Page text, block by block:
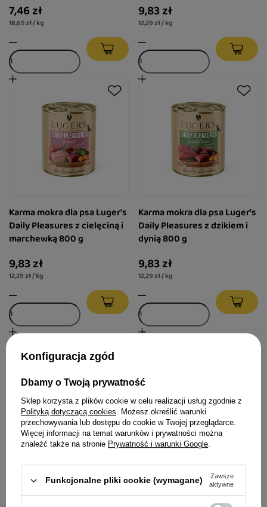
7,46 zł
18,65 zł / kg
9,83 zł
12,29 zł / kg
Karma mokra dla psa Luger's
Daily Pleasures z cielęciną i
marchewką 800 g
9,83 zł
12,29 zł / kg
Karma mokra dla psa Luger's
Daily Pleasures z dzikiem i
dynią 800 g
9,83 zł
12,29 zł / kg
Karma mokra dla psa Luger's
Daily Pleasures z królikiem i
żurawiną 800 g
Karma mokra dla psa Luger's
Daily Pleasures z sercami z
gęsi, brokułem i zielonym
Konfiguracja zgód
Dbamy o Twoją prywatność
Sklep korzysta z plików cookie w celu realizacji usług zgodnie z
Polityką dotyczącą cookies. Możesz określić warunki
przechowywania lub dostępu do cookie w Twojej przeglądarce.
Więcej informacji na temat warunków i prywatności można
znaleźć także na stronie Prywatność i warunki Google.
Funkcjonalne pliki cookie (wymagane)
Zawsze
aktywne